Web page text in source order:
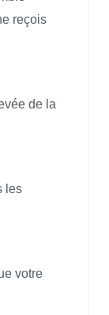
reçois
de la
les
votre